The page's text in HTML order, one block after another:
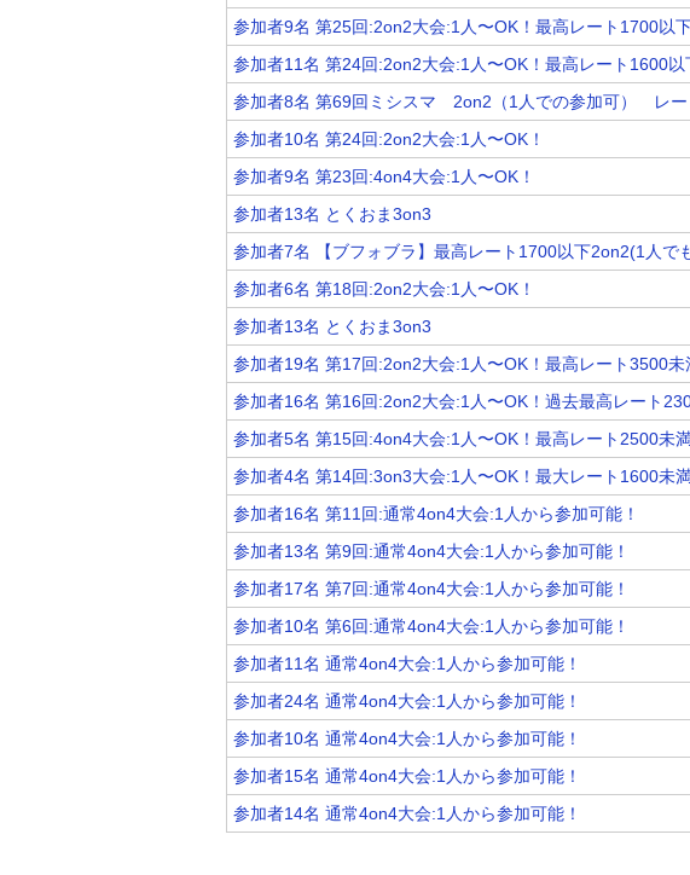
参加者9名 第25回:2on2大会:1人〜OK！最高レート1700以
参加者11名 第24回:2on2大会:1人〜OK！最高レート1600以
参加者8名 第69回ミシスマ 2on2（1人での参加可） レー
参加者10名 第24回:2on2大会:1人〜OK！
参加者9名 第23回:4on4大会:1人〜OK！
参加者13名 とくおま3on3
参加者7名 【ブフォブラ】最高レート1700以下2on2(1人で
参加者6名 第18回:2on2大会:1人〜OK！
参加者13名 とくおま3on3
参加者19名 第17回:2on2大会:1人〜OK！最高レート3500未
参加者16名 第16回:2on2大会:1人〜OK！過去最高レート
参加者5名 第15回:4on4大会:1人〜OK！最高レート2500未
参加者4名 第14回:3on3大会:1人〜OK！最大レート1600未
参加者16名 第11回:通常4on4大会:1人から参加可能！
参加者13名 第9回:通常4on4大会:1人から参加可能！
参加者17名 第7回:通常4on4大会:1人から参加可能！
参加者10名 第6回:通常4on4大会:1人から参加可能！
参加者11名 通常4on4大会:1人から参加可能！
参加者24名 通常4on4大会:1人から参加可能！
参加者10名 通常4on4大会:1人から参加可能！
参加者15名 通常4on4大会:1人から参加可能！
参加者14名 通常4on4大会:1人から参加可能！